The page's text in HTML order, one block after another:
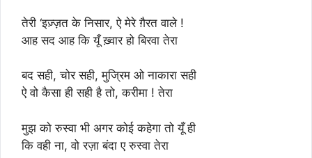
तेरी ‘इज़्ज़त के निसार, ऐ मेरे ग़ैरत वाले !
आह सद आह कि यूँ ख़्वार हो बिरवा तेरा
बद सही, चोर सही, मुज्रिम ओ नाकारा सही
ऐ वो कैसा ही सही है तो, करीमा ! तेरा
मुझ को रुस्वा भी अगर कोई कहेगा तो यूँ ही
कि वही ना, वो रज़ा बंदा ए रुस्वा तेरा